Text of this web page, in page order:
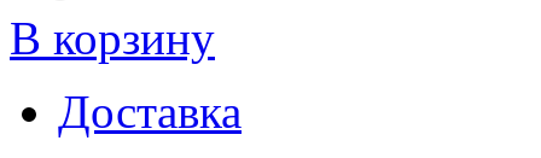
В корзину
Доставка